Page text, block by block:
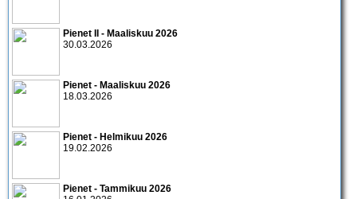
Pienet II - Maaliskuu 2026
30.03.2026
Pienet - Maaliskuu 2026
18.03.2026
Pienet - Helmikuu 2026
19.02.2026
Pienet - Tammikuu 2026